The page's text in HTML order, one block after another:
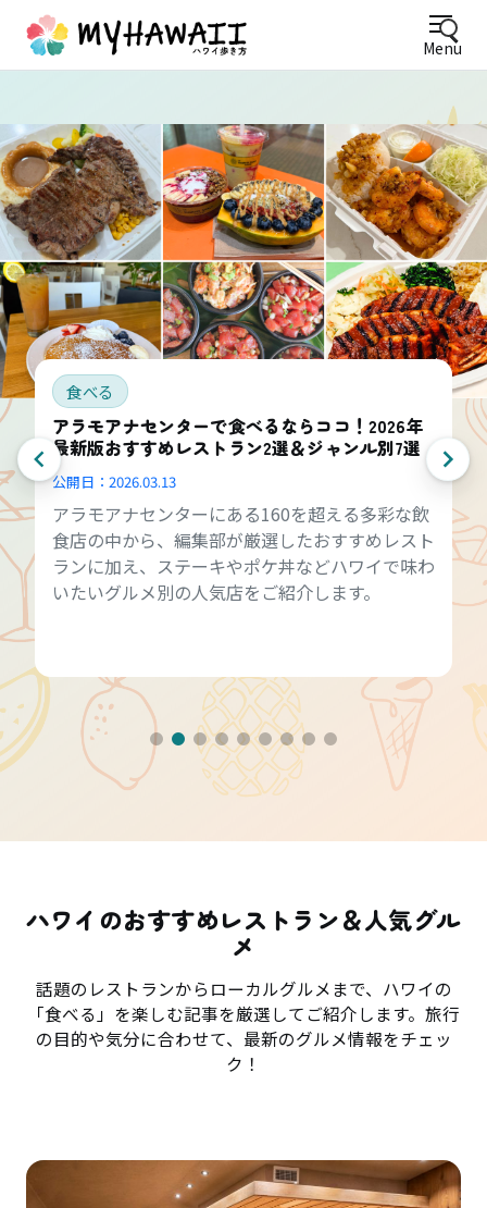
Menu
食べる
アラモアナセンターで食べるならココ！2026年
最新版おすすめレストラン2選＆ジャンル別7選
公開日： 2026.03.13
アラモアナセンターにある160を超える多彩な飲
食店の中から、編集部が厳選したおすすめレスト
ランに加え、ステーキやポケ丼などハワイで味わ
いたいグルメ別の人気店をご紹介します。
ハワイのおすすめレストラン＆人気グル
メ
話題のレストランからローカルグルメまで、ハワイの
「食べる」を楽しむ記事を厳選してご紹介します。旅行
の目的や気分に合わせて、最新のグルメ情報をチェッ
ク！